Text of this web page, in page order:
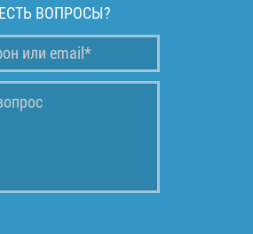
ЕСТЬ ВОПРОСЫ?